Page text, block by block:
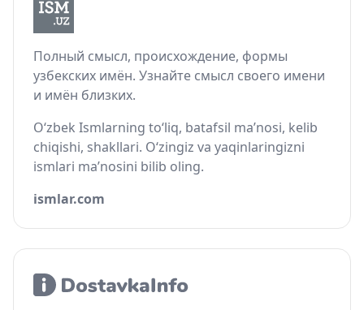
Полный смысл, происхождение, формы
узбекских имён. Узнайте смысл своего имени
и имён близких.
O‘zbek Ismlarning to‘liq, batafsil ma’nosi, kelib
chiqishi, shakllari. O‘zingiz va yaqinlaringizni
ismlari ma’nosini bilib oling.
ismlar.com